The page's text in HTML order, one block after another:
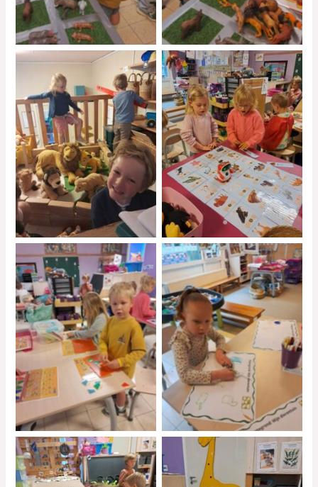
No Caption No Caption
No Caption No Caption